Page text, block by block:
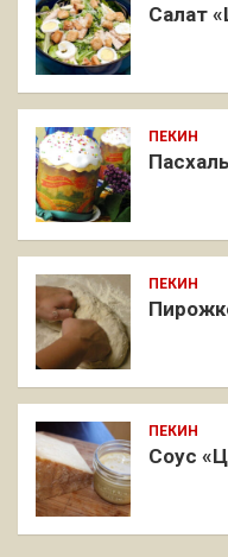
Салат
ПЕКИН
ПЕКИН
ПЕКИН
Соус